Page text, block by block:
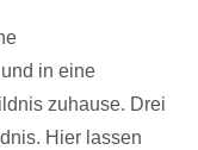
in eine
zuhause. Drei
Hier lassen